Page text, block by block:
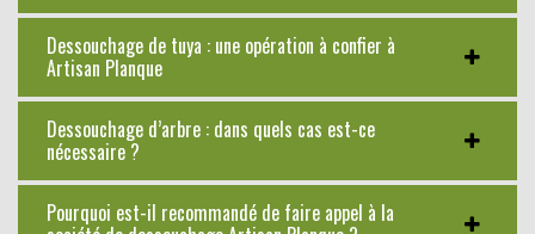
Dessouchage de tuya : une opération à confier à
Artisan Planque
Dessouchage d’arbre : dans quels cas est-ce
nécessaire ?
Pourquoi est-il recommandé de faire appel à la